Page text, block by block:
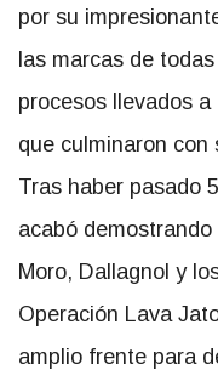
por su
las marcas de
procesos llevados
que culminaron con
Tras haber pasado
acabó
Moro, Dallagnol y
Operación Lava
amplio frente para